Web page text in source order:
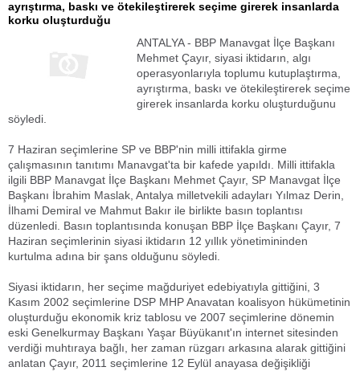
ayrıştırma, baskı ve ötekileştirerek seçime girerek insanlarda
korku oluşturduğu
ANTALYA - BBP Manavgat İlçe Başkanı
Mehmet Çayır, siyasi iktidarın, algı
operasyonlarıyla toplumu kutuplaştırma,
ayrıştırma, baskı ve ötekileştirerek seçime
girerek insanlarda korku oluşturduğunu
söyledi.
7 Haziran seçimlerine SP ve BBP'nin milli ittifakla girme
çalışmasının tanıtımı Manavgat'ta bir kafede yapıldı. Milli ittifakla
ilgili BBP Manavgat İlçe Başkanı Mehmet Çayır, SP Manavgat İlçe
Başkanı İbrahim Maslak, Antalya milletvekili adayları Yılmaz Derin,
İlhami Demiral ve Mahmut Bakır ile birlikte basın toplantısı
düzenledi. Basın toplantısında konuşan BBP İlçe Başkanı Çayır, 7
Haziran seçimlerinin siyasi iktidarın 12 yıllık yönetimininden
kurtulma adına bir şans olduğunu söyledi.
Siyasi iktidarın, her seçime mağduriyet edebiyatıyla gittiğini, 3
Kasım 2002 seçimlerine DSP MHP Anavatan koalisyon hükümetinin
oluşturduğu ekonomik kriz tablosu ve 2007 seçimlerine dönemin
eski Genelkurmay Başkanı Yaşar Büyükanıt'ın internet sitesinden
verdiği muhtıraya bağlı, her zaman rüzgarı arkasına alarak gittiğini
anlatan Çayır, 2011 seçimlerine 12 Eylül anayasa değişikliği